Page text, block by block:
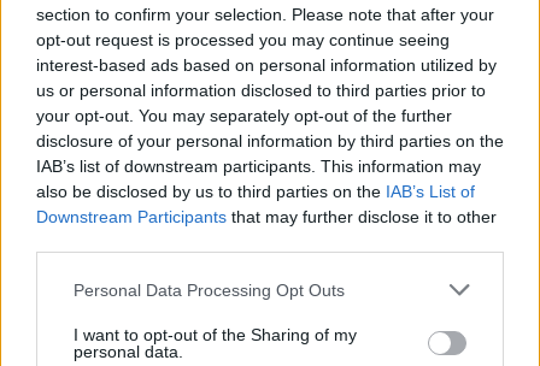
section to confirm your selection. Please note that after your
opt-out request is processed you may continue seeing
interest-based ads based on personal information utilized by
us or personal information disclosed to third parties prior to
your opt-out. You may separately opt-out of the further
disclosure of your personal information by third parties on the
IAB’s list of downstream participants. This information may
also be disclosed by us to third parties on the IAB’s List of
Downstream Participants that may further disclose it to other
Please note that this website/app uses one or more Google
not limited to your visit or usage behaviour. You may click to
grant or deny consent to Google and its third-party tags to
Personal Data Processing Opt Outs
I want to opt-out of the Sharing of my
personal data.
A RÓMAIAKTÓL AZ AGYAGKATONÁKIG –
TÁRLATVEZETÉSEK, WORKSHOP ÉS
GYŐRI RÓMER MÚZEUMBAN
Ingyenes programokkal és különleges kiállításokkal készülnek a
hét második felére, a hőségriadó idején ráadásul a Várkazamata
– Kőtár is díjmentesen látogatható.